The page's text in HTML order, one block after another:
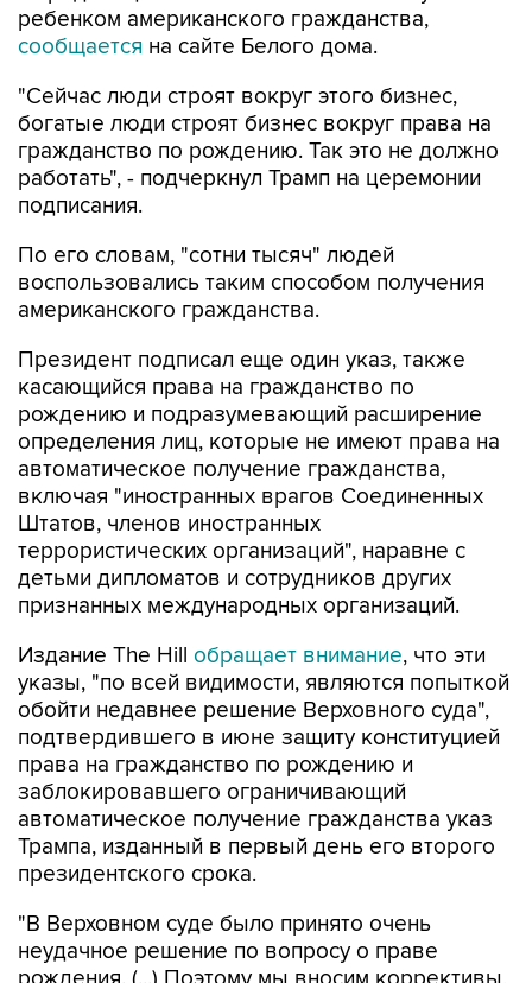
ребенком американского гражданства,
сообщается на сайте Белого дома.
"Сейчас люди строят вокруг этого бизнес,
богатые люди строят бизнес вокруг права на
гражданство по рождению. Так это не должно
работать", - подчеркнул Трамп на церемонии
подписания.
По его словам, "сотни тысяч" людей
воспользовались таким способом получения
американского гражданства.
Президент подписал еще один указ, также
касающийся права на гражданство по
рождению и подразумевающий расширение
определения лиц, которые не имеют права на
автоматическое получение гражданства,
включая "иностранных врагов Соединенных
Штатов, членов иностранных
террористических организаций", наравне с
детьми дипломатов и сотрудников других
признанных международных организаций.
Издание The Hill обращает внимание, что эти
указы, "по всей видимости, являются попыткой
обойти недавнее решение Верховного суда",
подтвердившего в июне защиту конституцией
права на гражданство по рождению и
заблокировавшего ограничивающий
автоматическое получение гражданства указ
Трампа, изданный в первый день его второго
президентского срока.
"В Верховном суде было принято очень
неудачное решение по вопросу о праве